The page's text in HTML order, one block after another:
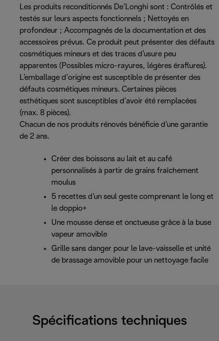
Les produits reconditionnés De’Longhi sont : Contrôlés et
testés sur leurs aspects fonctionnels ; Nettoyés en
profondeur ; Accompagnés de la documentation et des
accessoires prévus. Ce produit peut présenter des défauts
cosmétiques mineurs et des traces d’usure peu
apparentes (Possibles micro-rayures, légères éraflures).
L’emballage d’origine est susceptible de présenter des
défauts cosmétiques mineurs. Certaines pièces
esthétiques sont susceptibles d’avoir été remplacées
(max. 8 pièces).
Chacun de nos produits rénovés bénéficie d’une garantie
de 2 ans.
Créer des boissons au lait et au café
personnalisés à partir de grains fraîchement
moulus
5 recettes d’un seul geste comprenant le long et
le doppio+
Une mousse dense et onctueuse grâce à la buse
vapeur amovible
Grille sans danger pour le lave-vaisselle et unité
de brassage amovible pour un nettoyage facile
Spécifications techniques